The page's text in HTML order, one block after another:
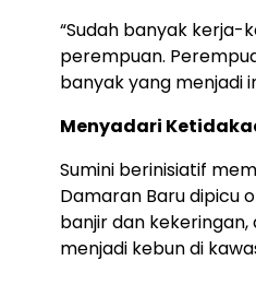
“Sudah banyak kerja-
perempuan.
banyak yang menjadi
Menyadari
Sumini berinisiatif
Damaran Baru dipicu
banjir dan
menjadi kebun di